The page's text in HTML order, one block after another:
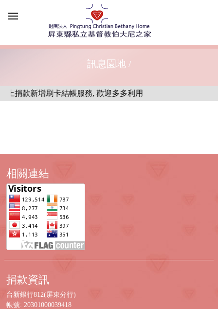
訊息園地 /
上捐款新增刷卡結帳服務, 歡迎多多利用
相關連結
捐款資訊
台新銀行812(屏東分行)
帳號: 20301000039418